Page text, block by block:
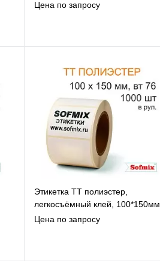
18мм, 1000 в рул, вт40, 16312
Цена по запросу
В избранное
К сравнению
Под заказ
Этикетка ТТ полиэстер,
легкосъёмный клей, 100*150мм,
1000 в рул, вт76, 16312
Цена по запросу